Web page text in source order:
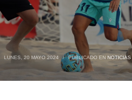
LUNES, 20 MAYO 2024 / PUBLICADO EN